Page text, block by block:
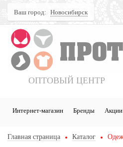
Ваш город: Новосибирск
ОПТОВЫЙ ЦЕНТР
Интернет-магазин Бренды Акции
Главная страница Каталог